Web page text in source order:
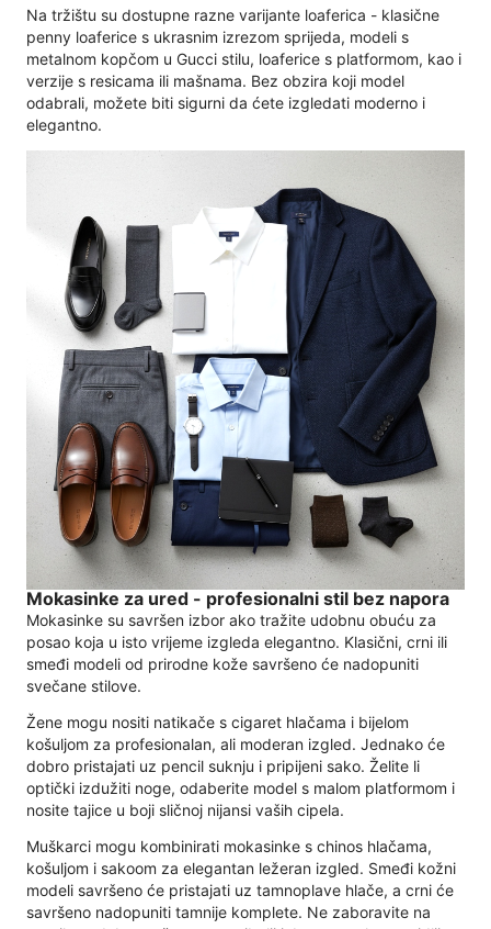
Na tržištu su dostupne razne varijante loaferica - klasične
penny loaferice s ukrasnim izrezom sprijeda, modeli s
metalnom kopčom u Gucci stilu, loaferice s platformom, kao i
verzije s resicama ili mašnama. Bez obzira koji model
odabrali, možete biti sigurni da ćete izgledati moderno i
elegantno.
Mokasinke za ured - profesionalni stil bez napora
Mokasinke su savršen izbor ako tražite udobnu obuću za
posao koja u isto vrijeme izgleda elegantno. Klasični, crni ili
smeđi modeli od prirodne kože savršeno će nadopuniti
svečane stilove.
Žene mogu nositi natikače s cigaret hlačama i bijelom
košuljom za profesionalan, ali moderan izgled. Jednako će
dobro pristajati uz pencil suknju i pripijeni sako. Želite li
optički izdužiti noge, odaberite model s malom platformom i
nosite tajice u boji sličnoj nijansi vaših cipela.
Muškarci mogu kombinirati mokasinke s chinos hlačama,
košuljom i sakoom za elegantan ležeran izgled. Smeđi kožni
modeli savršeno će pristajati uz tamnoplave hlače, a crni će
savršeno nadopuniti tamnije komplete. Ne zaboravite na